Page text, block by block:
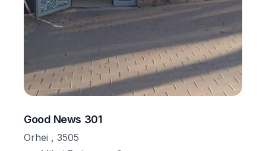
Good News 301
Orhei , 3505